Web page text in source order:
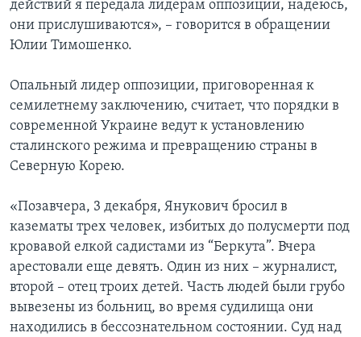
действий я передала лидерам оппозиции, надеюсь,
они прислушиваются», – говорится в обращении
Юлии Тимошенко.
Опальный лидер оппозиции, приговоренная к
семилетнему заключению, считает, что порядки в
современной Украине ведут к установлению
сталинского режима и превращению страны в
Северную Корею.
«Позавчера, 3 декабря, Янукович бросил в
казематы трех человек, избитых до полусмерти под
кровавой елкой садистами из “Беркута”. Вчера
арестовали еще девять. Один из них – журналист,
второй – отец троих детей. Часть людей были грубо
вывезены из больниц, во время судилища они
находились в бессознательном состоянии. Суд над